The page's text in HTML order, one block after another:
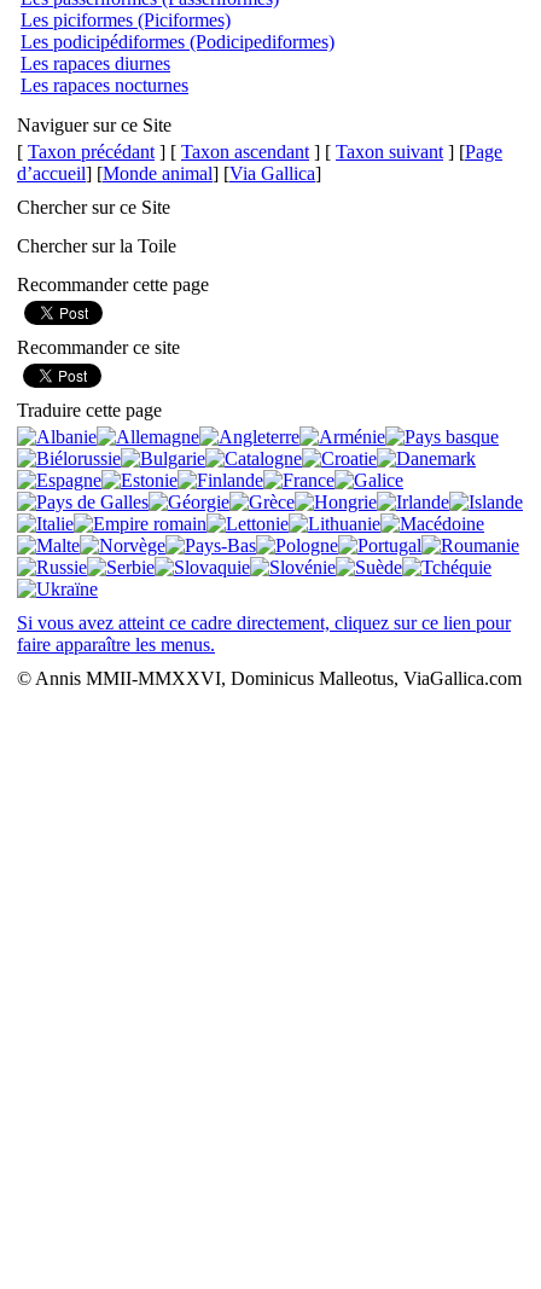
Les piciformes (Piciformes)
Les podicipédiformes (Podicipediformes)
Les rapaces diurnes
Les rapaces nocturnes
Naviguer sur ce Site
[ Taxon précédant ] [ Taxon ascendant ] [ Taxon suivant ] [Page
d’accueil] [Monde animal] [Via Gallica]
Chercher sur ce Site
Chercher sur la Toile
Recommander cette page
Recommander ce site
Traduire cette page
Si vous avez atteint ce cadre directement, cliquez sur ce lien pour
faire apparaître les menus.
© Annis MMII-MMXXVI, Dominicus Malleotus, ViaGallica.com